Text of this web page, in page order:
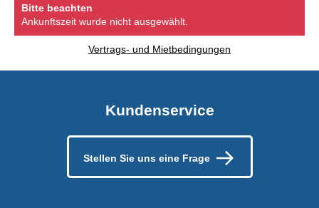
Bitte beachten
Ankunftszeit wurde nicht ausgewählt.
Vertrags- und Mietbedingungen
Kundenservice
Stellen Sie uns eine Frage